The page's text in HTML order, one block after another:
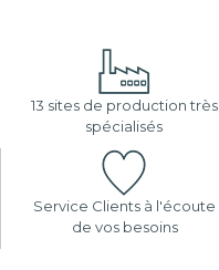
13 sites de production très
spécialisés
Service Clients à l'écoute
de vos besoins